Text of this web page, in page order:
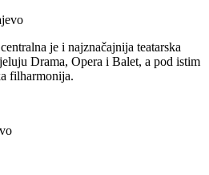
je i najznačajnija teatarska
Drama, Opera i Balet, a pod istim
filharmonija.